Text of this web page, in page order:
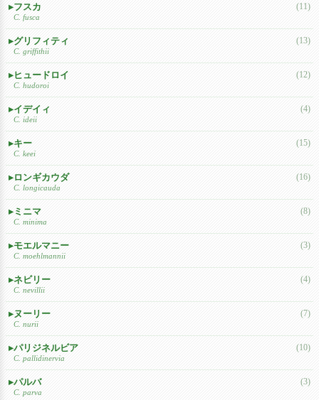
フスカ
C. fusca
(11)
グリフィティ
C. griffithii
(13)
ヒュードロイ
C. hudoroi
(12)
イデイィ
C. ideii
(4)
キー
C. keei
(15)
ロンギカウダ
C. longicauda
(16)
ミニマ
C. minima
(8)
モエルマニー
C. moehlmannii
(3)
ネビリー
C. nevillii
(4)
ヌーリー
C. nurii
(7)
パリジネルビア
C. pallidinervia
(10)
パルバ
C. parva
(3)